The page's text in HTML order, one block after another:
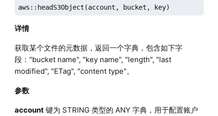
aws::headS3Object(account, bucket, key)
详情
获取某个文件的元数据，返回一个字典，包含如下字
段："bucket name", "key name", "length", "last
modified", "ETag", "content type"。
参数
account键为 STRING 类型的 ANY 字典，用于配置账户